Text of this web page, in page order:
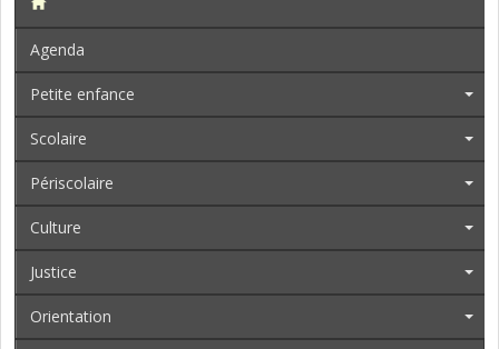
Agenda
Petite enfance
Scolaire
Périscolaire
Culture
Justice
Orientation